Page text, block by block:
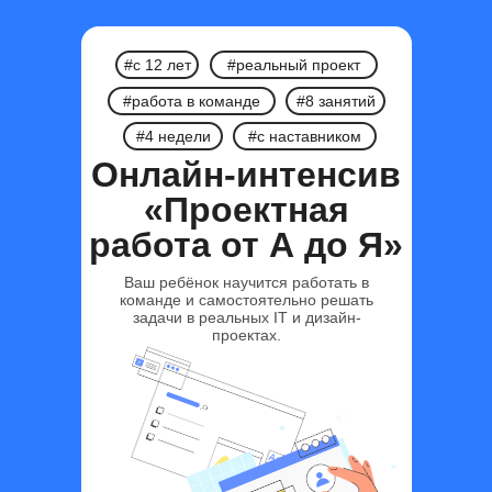
Ваш ребёнок научится работать в
команде и самостоятельно решать
задачи в реальных IT и дизайн-
проектах.
Онлайн-интенсив
«Проектная
работа от А до Я»
#с 12 лет #реальный проект
#8 занятий
#работа в команде
#4 недели
#с наставником